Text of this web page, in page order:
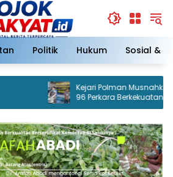
Politik Hukum Sosial &
Kejari Polman Musnahkan Barang Bukti
96 Perkara Berkekuatan Hukum Tetap